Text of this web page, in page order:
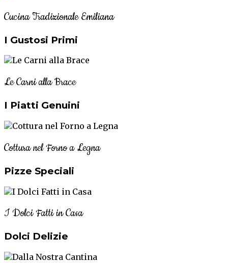
Cucina Tradizionale Emiliana
I Gustosi Primi
Le Carni alla Brace
I Piatti Genuini
Cottura nel Forno a Legna
Pizze Speciali
I Dolci Fatti in Casa
Dolci Delizie